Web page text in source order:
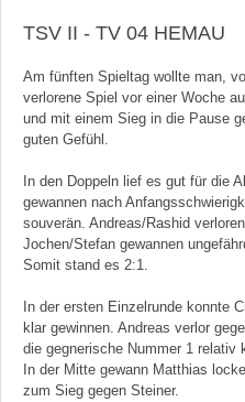
TSV II - TV 04 HEMAU
Am fünften Spieltag wollte man,
verlorene Spiel vor einer Woche
und mit einem Sieg in die Pause
guten Gefühl.
In den Doppeln lief es gut für die
gewannen nach
souverän. Andreas/Rashid
Jochen/Stefan gewannen
Somit stand es 2:1.
In der ersten Einzelrunde konnte
klar gewinnen. Andreas verlor
die gegnerische Nummer 1 relativ
In der Mitte gewann Matthias
zum Sieg gegen Steiner.